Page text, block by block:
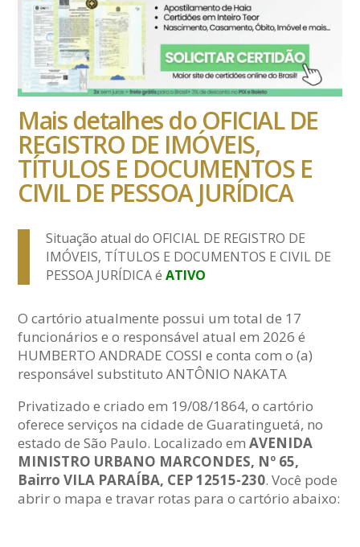
Mais detalhes do OFICIAL DE
REGISTRO DE IMÓVEIS,
TÍTULOS E DOCUMENTOS E
CIVIL DE PESSOA JURÍDICA
Situação atual do OFICIAL DE REGISTRO DE
IMÓVEIS, TÍTULOS E DOCUMENTOS E CIVIL DE
PESSOA JURÍDICA éATIVO
O cartório atualmente possui um total de 17
funcionários e o responsável atual em 2026 é
HUMBERTO ANDRADE COSSI e conta com o (a)
responsável substituto ANTÔNIO NAKATA
Privatizado e criado em 19/08/1864, o cartório
oferece serviços na cidade de Guaratinguetá, no
estado de São Paulo. Localizado emAVENIDA
MINISTRO URBANO MARCONDES, Nº 65,
Bairro VILA PARAÍBA, CEP 12515-230. Você pode
abrir o mapa e travar rotas para o cartório abaixo: